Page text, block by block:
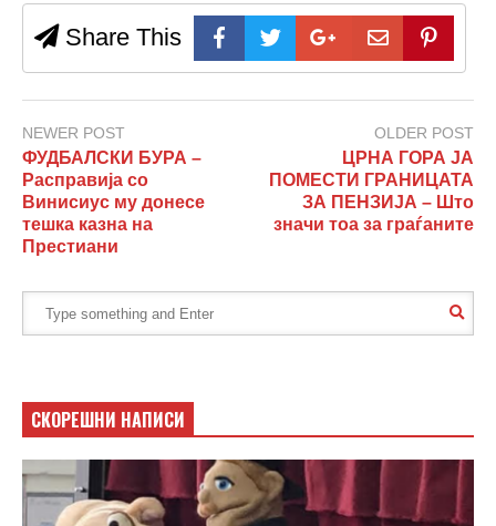
Share This
NEWER POST
ФУДБАЛСКИ БУРА –
Расправија со
Винисиус му донесе
тешка казна на
Престиани
OLDER POST
ЦРНА ГОРА ЈА
ПОМЕСТИ ГРАНИЦАТА
ЗА ПЕНЗИЈА – Што
значи тоа за граѓаните
СКОРЕШНИ НАПИСИ